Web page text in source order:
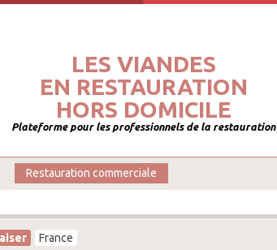
LES VIANDES
EN RESTAURATION
HORS DOMICILE
Plateforme pour les professionnels de la restauration
Restauration commerciale
France